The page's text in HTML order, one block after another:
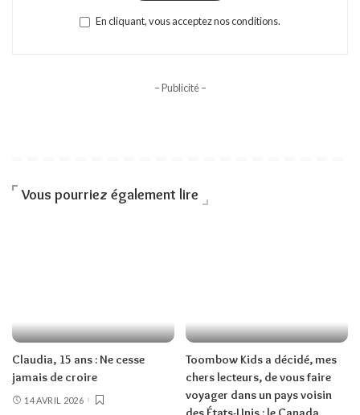
En cliquant, vous acceptez nos conditions.
– Publicité –
Vous pourriez également lire
Claudia, 15 ans : Ne cesse
jamais de croire
14 AVRIL 2026
Toombow Kids a décidé, mes
chers lecteurs, de vous faire
voyager dans un pays voisin